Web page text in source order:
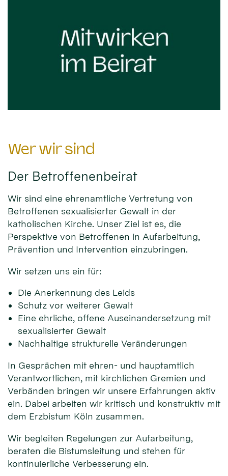
Wer wir sind
Der Betroffenenbeirat
Wir sind eine ehrenamtliche Vertretung von
Betroffenen sexualisierter Gewalt in der
katholischen Kirche. Unser Ziel ist es, die
Perspektive von Betroffenen in Aufarbeitung,
Prävention und Intervention einzubringen.
Wir setzen uns ein für:
Die Anerkennung des Leids
Schutz vor weiterer Gewalt
Eine ehrliche, offene Auseinandersetzung mit
sexualisierter Gewalt
Nachhaltige strukturelle Veränderungen
In Gesprächen mit ehren- und hauptamtlich
Verantwortlichen, mit kirchlichen Gremien und
Verbänden bringen wir unsere Erfahrungen aktiv
ein. Dabei arbeiten wir kritisch und konstruktiv mit
dem Erzbistum Köln zusammen.
Wir begleiten Regelungen zur Aufarbeitung,
beraten die Bistumsleitung und stehen für
kontinuierliche Verbesserung ein.